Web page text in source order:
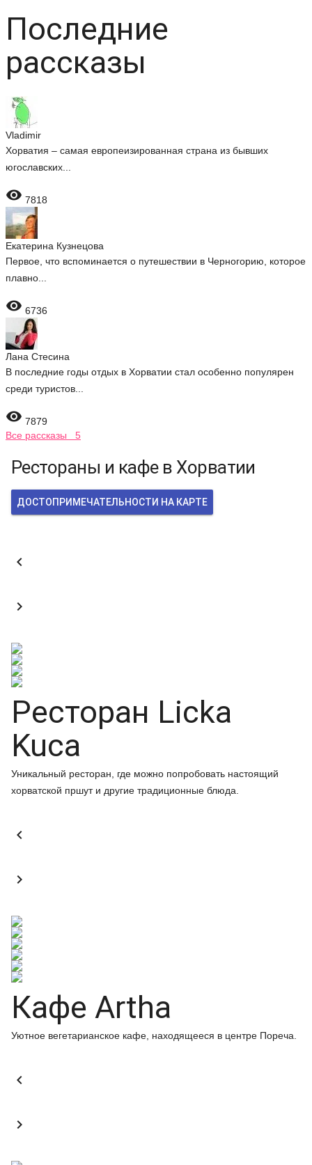
Последние
рассказы
Vladimir
Хорватия – самая европеизированная страна из бывших
югославских...
 7818
Екатерина Кузнецова
Первое, что вспоминается о путешествии в Черногорию, которое
плавно...
 6736
Лана Стесина
В последние годы отдых в Хорватии стал особенно популярен
среди туристов...
 7879
Все рассказы 5
Рестораны и кафе в Хорватии
ДОСТОПРИМЕЧАТЕЛЬНОСТИ НА КАРТЕ


Ресторан Licka
Kuca
Уникальный ресторан, где можно попробовать настоящий
хорватской пршут и другие традиционные блюда.


Кафе Artha
Уютное вегетарианское кафе, находящееся в центре Пореча.

